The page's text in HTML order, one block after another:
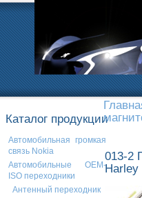
Каталог продукции
Автомобильная громкая
связь Nokia
Автомобильные OEM-
ISO переходники
Антенный переходник
013-2
Harley